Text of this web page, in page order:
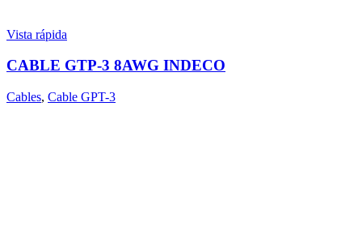
Vista rápida
CABLE GTP-3 8AWG INDECO
Cables, Cable GPT-3